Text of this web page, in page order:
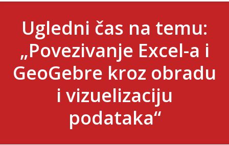
Ugledni čas na temu:
„Povezivanje Excel-a i
GeoGebre kroz obradu
i vizuelizaciju
podataka“